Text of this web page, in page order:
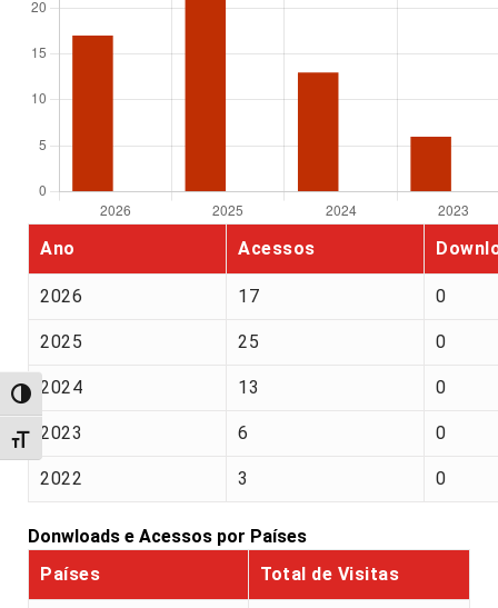
Alternar alto contraste
Alternar tamanho da fonte
Ano Acessos
2026 17 0
2025 25 0
2024 13 0
2023 6 0
2022 3 0
Donwloads e Acessos por Países
Países
Total de Visitas